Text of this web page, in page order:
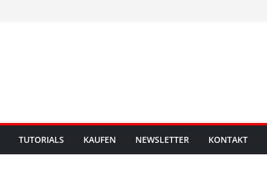
TUTORIALS KAUFEN NEWSLETTER KONTAKT